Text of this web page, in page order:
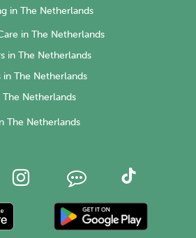
in The Netherlands
in The Netherlands
in The Netherlands
in The Netherlands
The Netherlands
The Netherlands